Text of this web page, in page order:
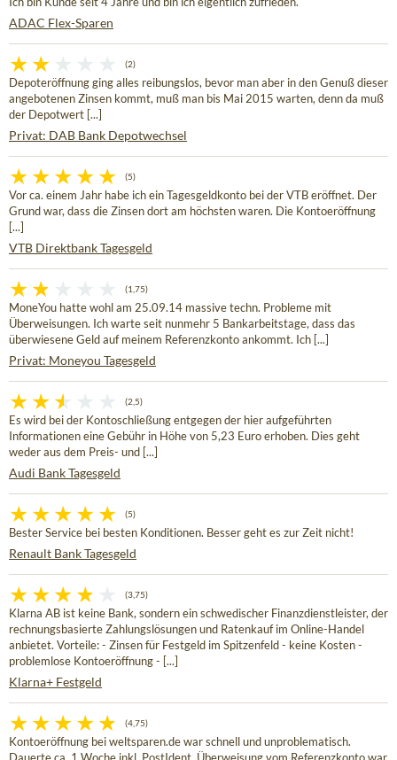
ADAC Flex-Sparen
(2)
Depoteröffnung ging alles reibungslos, bevor man aber in den Genuß dieser
angebotenen Zinsen kommt, muß man bis Mai 2015 warten, denn da muß
der Depotwert [...]
Privat: DAB Bank Depotwechsel
(5)
Vor ca. einem Jahr habe ich ein Tagesgeldkonto bei der VTB eröffnet. Der
Grund war, dass die Zinsen dort am höchsten waren. Die Kontoeröffnung
[...]
VTB Direktbank Tagesgeld
(1,75)
MoneYou hatte wohl am 25.09.14 massive techn. Probleme mit
Überweisungen. Ich warte seit nunmehr 5 Bankarbeitstage, dass das
überwiesene Geld auf meinem Referenzkonto ankommt. Ich [...]
Privat: Moneyou Tagesgeld
(2,5)
Es wird bei der Kontoschließung entgegen der hier aufgeführten
Informationen eine Gebühr in Höhe von 5,23 Euro erhoben. Dies geht
weder aus dem Preis- und [...]
Audi Bank Tagesgeld
(5)
Bester Service bei besten Konditionen. Besser geht es zur Zeit nicht!
Renault Bank Tagesgeld
(3,75)
Klarna AB ist keine Bank, sondern ein schwedischer Finanzdienstleister, der
rechnungsbasierte Zahlungslösungen und Ratenkauf im Online-Handel
anbietet. Vorteile: - Zinsen für Festgeld im Spitzenfeld - keine Kosten -
problemlose Kontoeröffnung - [...]
Klarna+ Festgeld
(4,75)
Kontoeröffnung bei weltsparen.de war schnell und unproblematisch.